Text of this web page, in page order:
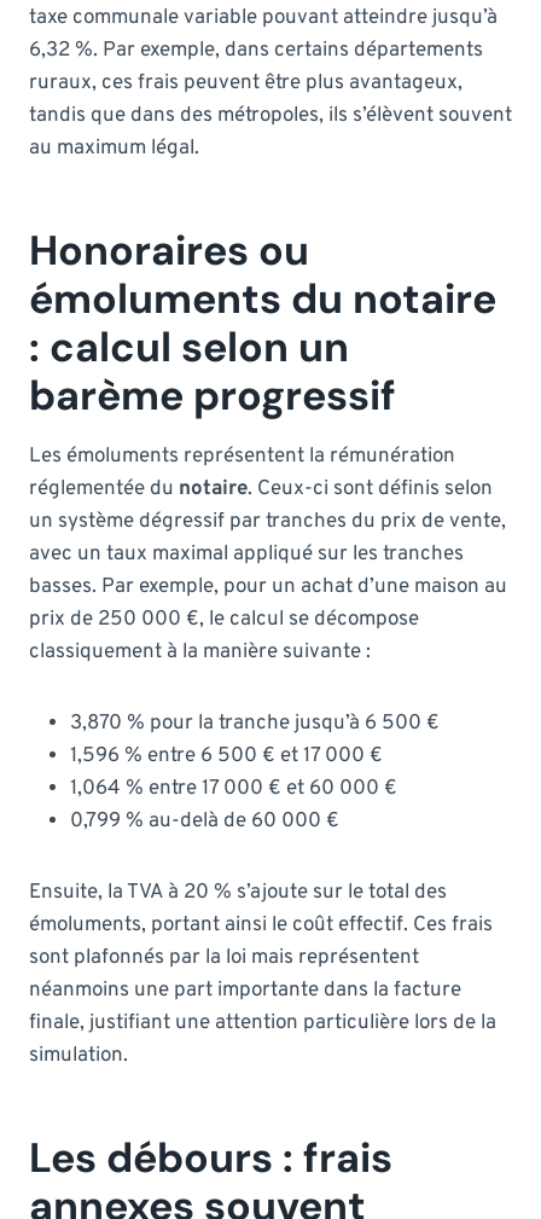
taxe communale variable pouvant atteindre jusqu’à
6,32 %. Par exemple, dans certains départements
ruraux, ces frais peuvent être plus avantageux,
tandis que dans des métropoles, ils s’élèvent souvent
au maximum légal.
Honoraires ou
émoluments du notaire
: calcul selon un
barème progressif
Les émoluments représentent la rémunération
réglementée du notaire. Ceux-ci sont définis selon
un système dégressif par tranches du prix de vente,
avec un taux maximal appliqué sur les tranches
basses. Par exemple, pour un achat d’une maison au
prix de 250 000 €, le calcul se décompose
classiquement à la manière suivante :
3,870 % pour la tranche jusqu’à 6 500 €
1,596 % entre 6 500 € et 17 000 €
1,064 % entre 17 000 € et 60 000 €
0,799 % au-delà de 60 000 €
Ensuite, la TVA à 20 % s’ajoute sur le total des
émoluments, portant ainsi le coût effectif. Ces frais
sont plafonnés par la loi mais représentent
néanmoins une part importante dans la facture
finale, justifiant une attention particulière lors de la
simulation.
Les débours : frais
annexes souvent